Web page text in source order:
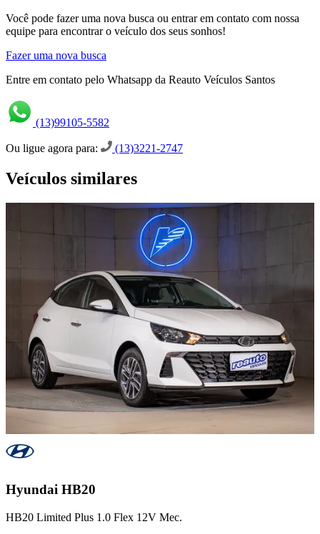
Você pode fazer uma nova busca ou entrar em contato com nossa
equipe para encontrar o veículo dos seus sonhos!
Fazer uma nova busca
Entre em contato pelo Whatsapp da Reauto Veículos Santos
(13)99105-5582
Ou ligue agora para: (13)3221-2747
Veículos similares
Hyundai HB20
HB20 Limited Plus 1.0 Flex 12V Mec.